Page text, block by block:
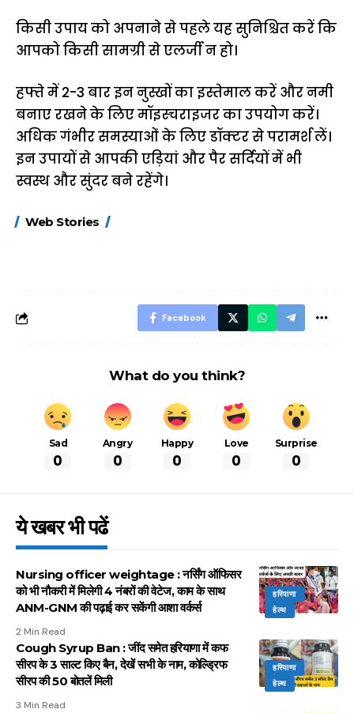
किसी उपाय को अपनाने से पहले यह सुनिश्चित करें कि
आपको किसी सामग्री से एलर्जी न हो।
हफ्ते में 2-3 बार इन नुस्खों का इस्तेमाल करें और नमी
बनाए रखने के लिए मॉइस्चराइजर का उपयोग करें।
अधिक गंभीर समस्याओं के लिए डॉक्टर से परामर्श लें।
इन उपायों से आपकी एड़ियां और पैर सर्दियों में भी
स्वस्थ और सुंदर बने रहेंगे।
Web Stories
FASTag के ये नए
Facebook
What do you think?
Sad
0
Angry
0
Happy
0
Love
0
Surprise
0
ये खबर भी पढें
हरियाणा
हेल्थ
Nursing officer weightage : नर्सिंग ऑफिसर
को भी नौकरी में मिलेगी 4 नंबरों की वेटेज, काम के साथ
ANM-GNM की पढ़ाई कर सकेंगी आशा वर्कर्स
2 Min Read
हरियाणा
हेल्थ
Cough Syrup Ban : जींद समेत हरियाणा में कफ
सीरप के 3 साल्ट किए बैन, देखें सभी के नाम, कोल्ड्रिफ
सीरप की 50 बोतलें मिली
3 Min Read